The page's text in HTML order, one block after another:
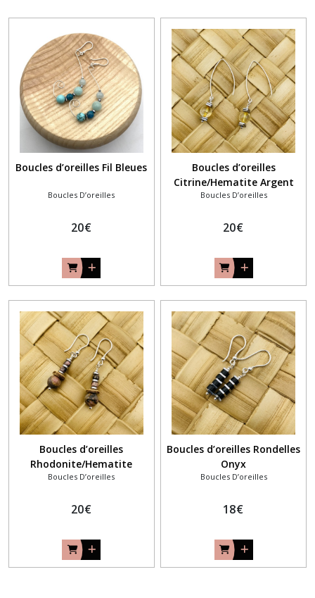
Boucles d’oreilles Fil Bleues
Boucles D’oreilles
20€
Boucles d’oreilles
Citrine/Hematite Argent
925
Boucles D’oreilles
20€
Boucles d’oreilles
Rhodonite/Hematite
Boucles D’oreilles
20€
Boucles d’oreilles Rondelles
Onyx
Boucles D’oreilles
18€